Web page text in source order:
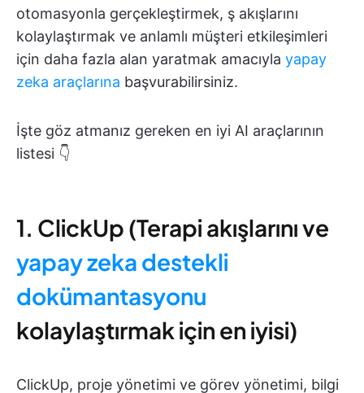
otomasyonla gerçekleştirmek, ş akışlarını
kolaylaştırmak ve anlamlı müşteri etkileşimleri
için daha fazla alan yaratmak amacıyla yapay
zeka araçlarına başvurabilirsiniz.
İşte göz atmanız gereken en iyi AI araçlarının
listesi 👇
1. ClickUp (Terapi akışlarını ve
yapay zeka destekli
dokümantasyonu
kolaylaştırmak için en iyisi)
ClickUp, proje yönetimi ve görev yönetimi, bilgi